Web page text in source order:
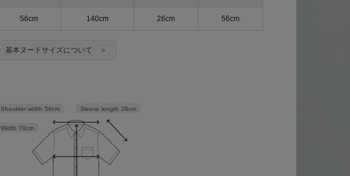
56cm 140cm 26cm 56cm
基本ヌードサイズについて ＞
Sleeve length 26cm
Width 70cm
Shoulder width 56cm